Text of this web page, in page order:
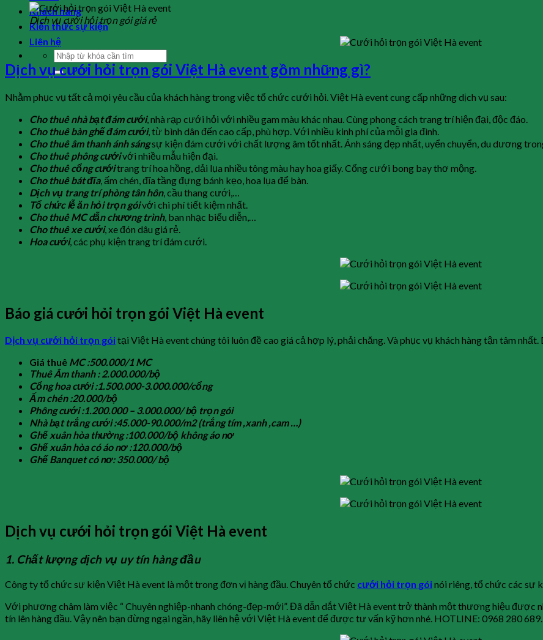
Khách hàng
Kiến thức sự kiện
Liên hệ
Dịch vụ cưới hỏi trọn gói giá rẻ
Dịch vụ cưới hỏi trọn gói Việt Hà event gồm những gì?
Nhằm phục vụ tất cả mọi yêu cầu của khách hàng trong việc tổ chức cưới hỏi. Việt Hà event cung cấp những dịch vụ sau:
Cho thuê nhà bạt đám cưới, nhà rạp cưới hỏi với nhiều gam màu khác nhau. Cùng phong cách trang trí hiện đại, độc đáo.
Cho thuê bàn ghế đám cưới, từ bình dân đến cao cấp, phù hợp. Với nhiều kinh phí của mỗi gia đình.
Cho thuê âm thanh ánh sángsự kiện đám cưới với chất lượng âm tốt nhất. Ánh sáng đẹp nhất, uyển chuyển, du dương
Cho thuê phông cướivới nhiều mẫu hiện đại.
Cho thuê cổng cướitrang trí hoa hồng, dải lụa nhiều tông màu hay hoa giấy. Cổng cưới bong bay thơ mộng.
Cho thuê bát đĩa, ấm chén, đĩa tầng đựng bánh kẹo, hoa lụa để bàn.
Dịch vụ trang trí phòng tân hôn, cầu thang cưới,…
Tổ chức lễ ăn hỏi trọn góivới chi phí tiết kiệm nhất.
Cho thuê MC dẫn chương trình, ban nhạc biểu diễn,…
Cho thuê xe cưới, xe đón dâu giá rẻ.
Hoa cưới, các phụ kiện trang trí đám cưới.
Báo giá cưới hỏi trọn gói Việt Hà event
Dịch vụ cưới hỏi trọn góitại Việt Hà event chúng tôi luôn đề cao giá cả hợp lý, phải chăng. Và phục vụ khách hàng tận tâm
Giá thuê MC :500.000/1 MC
Thuê Âm thanh : 2.000.000/bộ
Cổng hoa cưới :1.500.000-3.000.000/cổng
Ấm chén :20.000/bộ
Phông cưới :1.200.000 – 3.000.000/ bộ trọn gói
Nhà bạt trắng cưới :45.000-90.000/m2 (trắng tím ,xanh ,cam …)
Ghế xuân hòa thường :100.000/bộ không áo nơ
Ghế xuân hòa có áo nơ :120.000/bộ
Ghế Banquet có nơ: 350.000/ bộ
Dịch vụ cưới hỏi trọn gói Việt Hà event
1. Chất lượng dịch vụ uy tín hàng đầu
Công ty tổ chức sự kiện Việt Hà event là một trong đơn vị hàng đầu. Chuyên tổ chức cưới hỏi trọn góinói riêng, tổ chức các sự
Với phương châm làm việc “ Chuyên nghiệp-nhanh chóng-đẹp-mới”. Đã dẫn dắt Việt Hà event trở thành một thương hiệu được
tín lên hàng đầu. Vậy nên bạn đừng ngại ngần, hãy liên hệ với Việt Hà event để được tư vấn kỹ hơn nhé. HOTLINE: 0968 280 689.